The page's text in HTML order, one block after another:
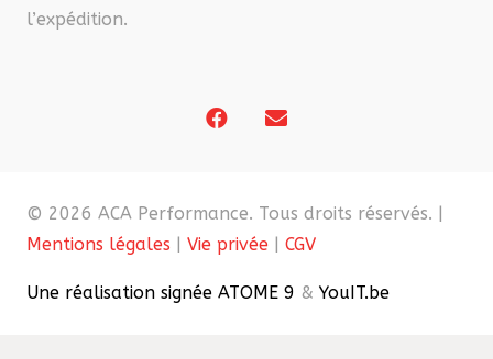
l’expédition.
© 2026 ACA Performance. Tous droits réservés. |
Mentions légales | Vie privée | CGV
Une réalisation signée ATOME 9 & YouIT.be